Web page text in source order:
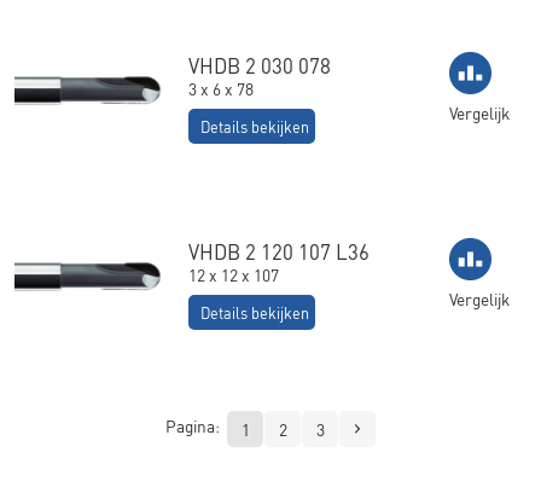
VHDB 2 030 078
3 x 6 x 78
Details bekijken
Vergelijk
VHDB 2 120 107 L36
12 x 12 x 107
Details bekijken
Vergelijk
Pagina: 1 2 3